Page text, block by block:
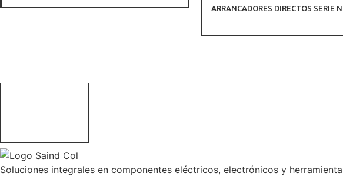
ARRANCADORES DIRECTOS SERIE
Soluciones integrales en componentes eléctricos, electrónicos y